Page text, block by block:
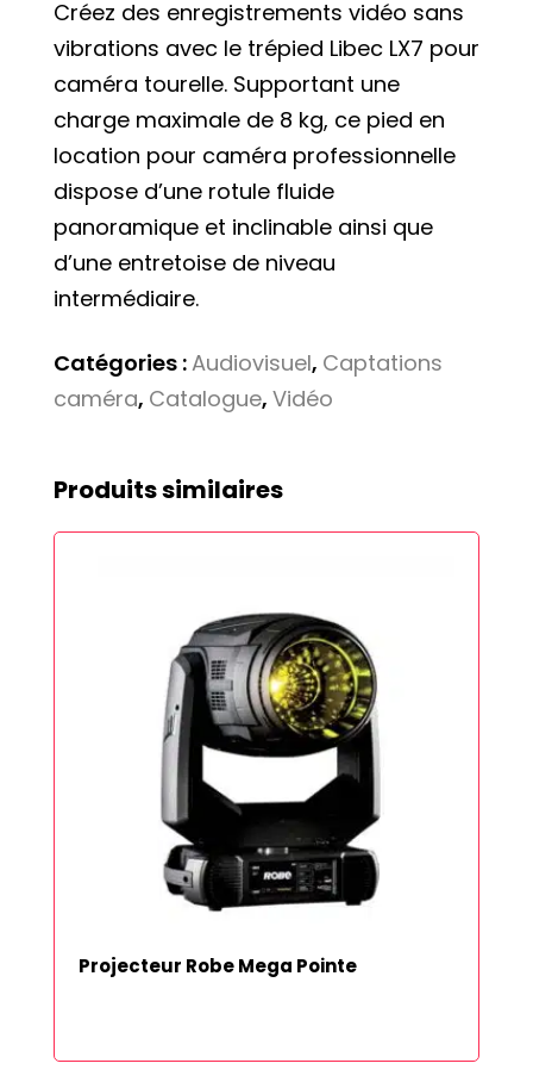
Créez des enregistrements vidéo sans
vibrations avec le trépied Libec LX7 pour
caméra tourelle. Supportant une
charge maximale de 8 kg, ce pied en
location pour caméra professionnelle
dispose d’une rotule fluide
panoramique et inclinable ainsi que
d’une entretoise de niveau
intermédiaire.
Catégories :Audiovisuel, Captations
caméra, Catalogue, Vidéo
Produits similaires
Projecteur Robe Mega Pointe